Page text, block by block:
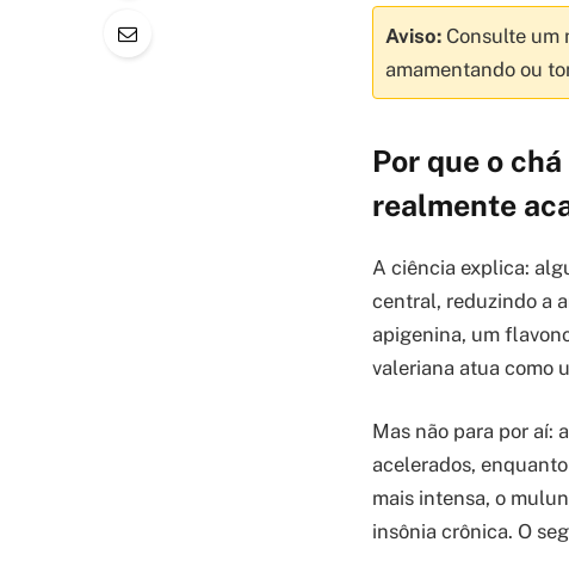
Aviso: Consulte um
amamentando ou
Por que o
realmente
A ciência explica:
central, reduzindo a
apigenina, um
valeriana atua como
Mas não para por aí:
acelerados,
mais intensa, o
insônia crônica. O